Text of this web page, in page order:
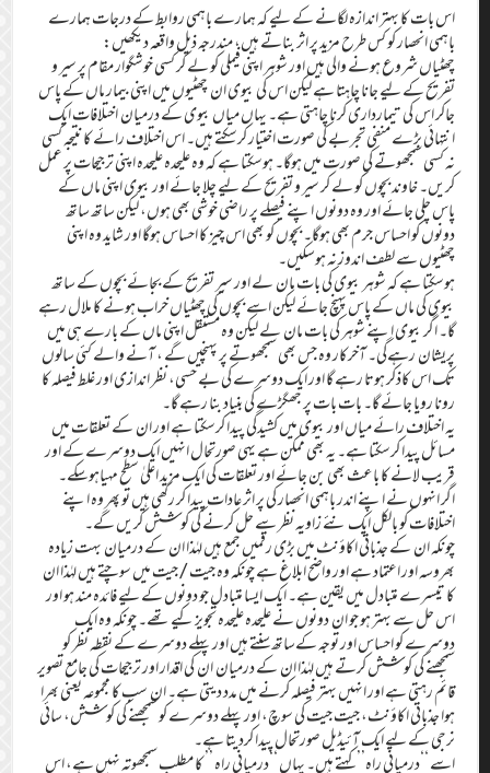
اس بات کا بہتر اندازہ لگانے کے لیے کہ ہمارے باہمی روابط کے درجات ہمارے
باہمی انحصار کو کس طرح مزید پر اثر بناتے ہیں، مندرجہ ذیل واقعہ دیکھیں:
چھٹیاں شروع ہونے والی ہیں اور شوہر اپنی فیملی کو لے کر کسی خوشگوار مقام پر سیر و
تفریح کے لیے جانا چاہتا ہے لیکن اس کی بیوی ان چھٹیوں میں اپنی بیمار ماں کے پاس
جاکر اس کی تیمارداری کرنا چاہتی ہے۔ یہاں میاں بیوی کے درمیان اختلافات ایک
انتہائی بڑے منفی تجربے کی صورت اختیار کرسکتے ہیں۔ اس اختلاف رائے کا نتیجہ کسی
نہ کسی سمجھوتے کی صورت میں ہوگا۔ ہوسکتا ہے کہ وہ علیحدہ علیحدہ اپنی ترجیحات پر عمل
کریں۔ خاوند بچوں کو لے کر سیر و تفریح کے لیے چلا جائے اور بیوی اپنی ماں کے
پاس چلی جائے اور وہ دونوں اپنے فیصلے پر راضی خوشی بھی ہوں، لیکن ساتھ ساتھ
دونوں کو احساس جرم بھی ہوگا۔ بچوں کو بھی اس چیز کا احساس ہوگا اور شاید وہ اپنی
چھٹیوں سے لطف اندوز نہ ہوسکیں۔
ہوسکتا ہے کہ شوہر بیوی کی بات مان لے اور سیر تفریح کے بجائے بچوں کے ساتھ
بیوی کی ماں کے پاس پہنچ جائے لیکن اسے بچوں کی چھٹیاں خراب ہونے کا ملال رہے
گا۔ اگر بیوی اپنے شوہر کی بات مان لے لیکن وہ مستقل اپنی ماں کے بارے ہی میں
پریشان رہےگی۔ آخرکار وہ جس بھی سمجھوتے پر پہنچیں گے ، آنے والے کئی سالوں
تک اس کاذکر ہوتا رہے گا اور ایک دوسرے کی بے حسی، نظر اندازی اور غلط فیصلہ کا
رونا رویا جائے گا۔ بات بات پر جھگڑے کی بنیاد بنا رہے گا۔
یہ اختلاف رائے میاں اور بیوی میں کشیدگی پیدا کرسکتا ہے اور ان کے تعلقات میں
مسائل پیدا کرسکتا ہے۔ یہ بھی ممکن ہے یہی صورتحال انہیں ایک دوسرے کے اور
قریب لانے کا باعث بھی بن جائے اور تعلقات کی ایک مزید اعلیٰ سطح مہیاہوسکے۔
اگر انہوں نے اپنے اندر باہمی انحصار کی پر اثر عادات پیدا کر رکھی ہیں تو پھر وہ اپنے
اختلافات کو بالکل ایک نئے زاویہ نظر سے حل کرنے کی کوشش کریں گے۔
چونکہ ان کے جذباتی اکاؤنٹ میں بڑی رقمیں جمع ہیں لہٰذا ان کے درمیان بہت زیادہ
بھروسہ اور اعتماد ہے اور واضح ابلاغ ہے چونکہ وہ جیت/جیت میں سوچتے ہیں لہٰذا ان
کا تیسرے متبادل میں یقین ہے۔ ایک ایسا متبادل جو دونوں کے لیے فائدہ مند ہو اور
اس حل سے بہتر ہو جو ان دونوں نے علیحدہ علیحدہ تجویز کیے تھے۔ چونکہ وہ ایک
دوسرے کو احساس اور توجہ کےساتھ سنتے ہیں اور پہلے دوسرے کے نقطہ نظر کو
سمجھنے کی کوشش کرتے ہیں لہٰذا ان کے درمیان ان کی اقدار اور ترجیحات کی جامع تصویر
قائم رہتی ہے اور انہیں بہتر فیصلہ کرنے میں مدد دیتی ہے۔ ان سب کا مجموعہ یعنی بھرا
ہوا جذباتی اکاؤنٹ، جیت جیت کی سوچ، اور پہلے دوسرے کو سمجھنے کی کوشش، سائی
نرجی کے لیے ایک آئیڈیل صورتحال پیدا کردیتا ہے۔
اسے ‘‘درمیانی راہ’’ کہتے ہیں۔ یہاں ‘‘درمیانی راہ ’’ کا مطلب سمجھوتہ نہیں ہے، اس